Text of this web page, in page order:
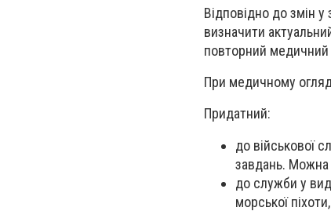
Відповідно до змін
визначити
повторний
При медичному
Придатний:
до військової
завдань. Можна
до служби у
морської